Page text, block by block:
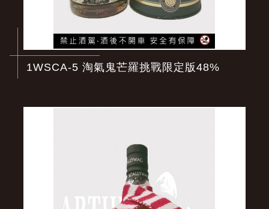
1WSCA-5 淘氣鬼芒羅挑戰限定版48%